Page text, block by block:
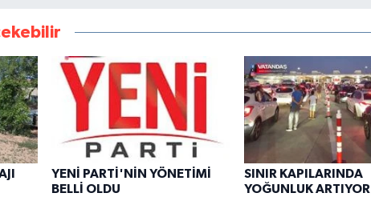
YENİ PARTİ'NİN YÖNETİMİ
BELLİ OLDU
SINIR KAPILARINDA
YOĞUNLUK ARTIYOR